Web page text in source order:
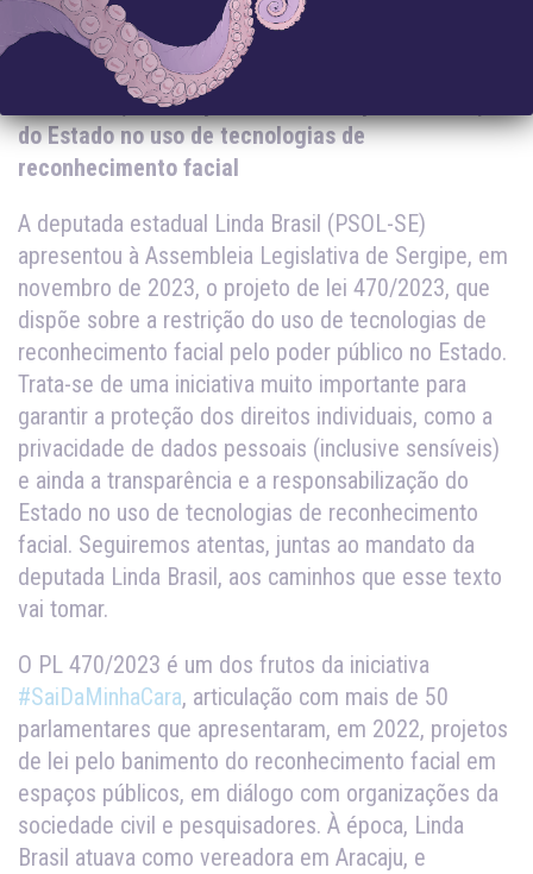
07.12.2023
O PL visa garantir a proteção dos direitos
individuais, a transparência e a responsabilização
do Estado no uso de tecnologias de
reconhecimento facial
A deputada estadual Linda Brasil (PSOL-SE)
apresentou à Assembleia Legislativa de Sergipe, em
novembro de 2023, o projeto de lei 470/2023, que
dispõe sobre a restrição do uso de tecnologias de
reconhecimento facial pelo poder público no Estado.
Trata-se de uma iniciativa muito importante para
garantir a proteção dos direitos individuais, como a
privacidade de dados pessoais (inclusive sensíveis)
e ainda a transparência e a responsabilização do
Estado no uso de tecnologias de reconhecimento
facial. Seguiremos atentas, juntas ao mandato da
deputada Linda Brasil, aos caminhos que esse texto
vai tomar.
O PL 470/2023 é um dos frutos da iniciativa
#SaiDaMinhaCara, articulação com mais de 50
parlamentares que apresentaram, em 2022, projetos
de lei pelo banimento do reconhecimento facial em
espaços públicos, em diálogo com organizações da
sociedade civil e pesquisadores. À época, Linda
Brasil atuava como vereadora em Aracaju, e